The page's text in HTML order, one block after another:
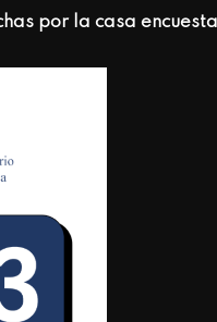
por la casa